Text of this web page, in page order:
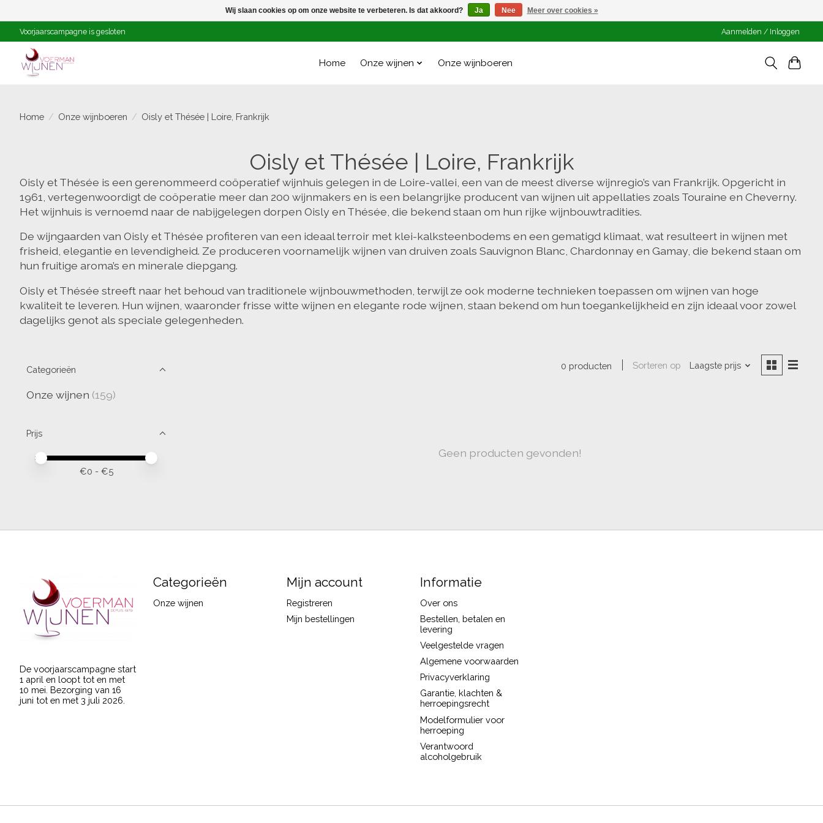
Voorjaarscampagne is gesloten Aanmelden / Inloggen
Home Onze wijnen Onze wijnboeren
Home / Onze wijnboeren / Oisly et Thésée | Loire, Frankrijk
Oisly et Thésée | Loire, Frankrijk
Oisly et Thésée is een gerenommeerd coöperatief wijnhuis gelegen in de Loire-vallei, een van de meest diverse wijnregio’s van Frankrijk. Opgericht in
1961, vertegenwoordigt de coöperatie meer dan 200 wijnmakers en is een belangrijke producent van wijnen uit appellaties zoals Touraine en Cheverny.
Het wijnhuis is vernoemd naar de nabijgelegen dorpen Oisly en Thésée, die bekend staan om hun rijke wijnbouwtradities.
De wijngaarden van Oisly et Thésée profiteren van een ideaal terroir met klei-kalksteenbodems en een gematigd klimaat, wat resulteert in wijnen met
frisheid, elegantie en levendigheid. Ze produceren voornamelijk wijnen van druiven zoals Sauvignon Blanc, Chardonnay en Gamay, die bekend staan om
hun fruitige aroma’s en minerale diepgang.
Oisly et Thésée streeft naar het behoud van traditionele wijnbouwmethoden, terwijl ze ook moderne technieken toepassen om wijnen van hoge
kwaliteit te leveren. Hun wijnen, waaronder frisse witte wijnen en elegante rode wijnen, staan bekend om hun toegankelijkheid en zijn ideaal voor zowel
dagelijks genot als speciale gelegenheden.
Categorieën
Onze wijnen (159)
Prijs
Minimale prijswaarde
Price maximum value
€0 - €5
0 producten Sorteren op Laagste prijs
Geen producten gevonden!
De voorjaarscampagne start
1 april en loopt tot en met
10 mei. Bezorging van 16
juni tot en met 3 juli 2026.
Categorieën
Onze wijnen
Mijn account
Registreren
Mijn bestellingen
Informatie
Over ons
Bestellen, betalen en
levering
Veelgestelde vragen
Algemene voorwaarden
Privacyverklaring
Garantie, klachten &
herroepingsrecht
Modelformulier voor
herroeping
Verantwoord
alcoholgebruik
Wij slaan cookies op om onze website te verbeteren. Is dat akkoord? Ja Nee Meer over cookies »